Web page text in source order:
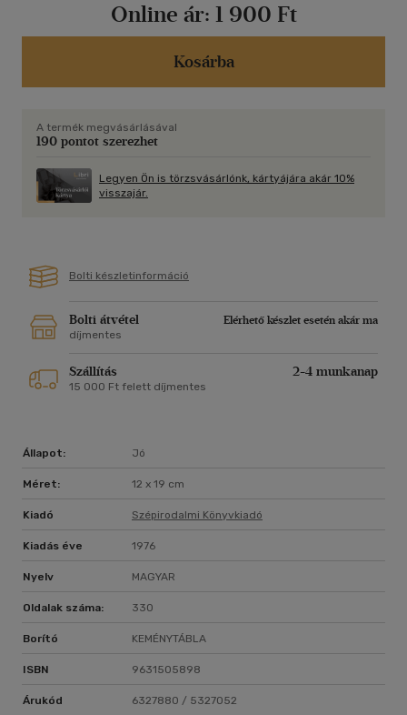
Online ár: 1 900 Ft
Kosárba
A termék megvásárlásával
190 pontot szerezhet
Legyen Ön is törzsvásárlónk, kártyájára akár 10%
visszajár.
Bolti készletinformáció
Bolti átvétel
Elérhető készlet esetén akár ma
díjmentes
Szállítás 2-4 munkanap
15 000 Ft felett díjmentes
Állapot: Jó
Méret: 12 x 19 cm
Kiadó Szépirodalmi Könyvkiadó
Kiadás éve 1976
Nyelv MAGYAR
Oldalak száma: 330
Borító KEMÉNYTÁBLA
ISBN 9631505898
Árukód 6327880 / 5327052